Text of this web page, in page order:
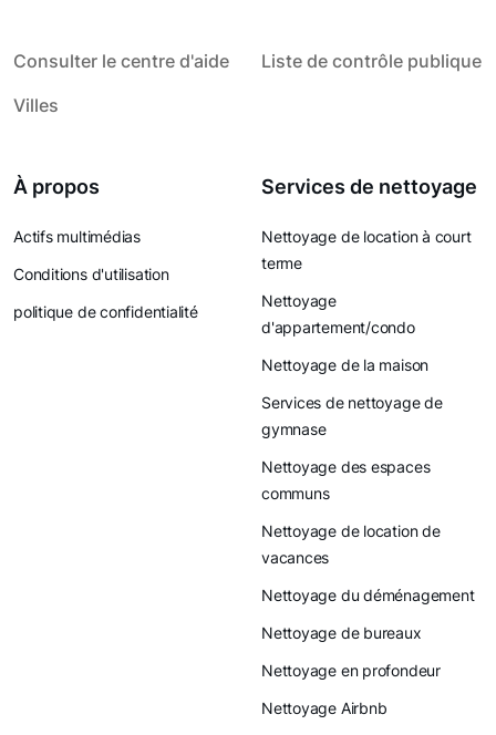
Consulter le centre d'aide
Liste de contrôle publique
Villes
À propos
Actifs multimédias
Conditions d'utilisation
politique de confidentialité
Services de nettoyage
Nettoyage de location à court
terme
Nettoyage
d'appartement/condo
Nettoyage de la maison
Services de nettoyage de
gymnase
Nettoyage des espaces
communs
Nettoyage de location de
vacances
Nettoyage du déménagement
Nettoyage de bureaux
Nettoyage en profondeur
Nettoyage Airbnb